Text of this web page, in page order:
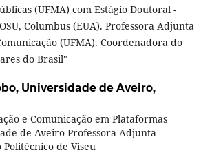
(UFMA) com Estágio Doutoral -
Columbus (EUA). Professora Adjunta
(UFMA). Coordenadora do
do Brasil"
Universidade de Aveiro,
e Comunicação em Plataformas
de Aveiro Professora Adjunta
de Viseu